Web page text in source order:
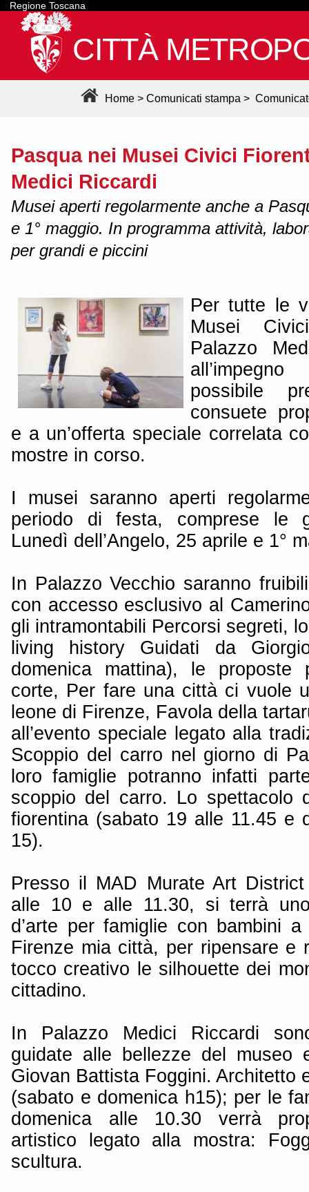
Regione Toscana
CITTÀ
Home > Comunicati stampa >
Pasqua nei Musei Civici
Medici Riccardi
Musei aperti regolarmente anche a
e 1° maggio. In programma attività,
per grandi e piccini
Per tutte le
Musei
Palazzo
possibile
consuete
e a un’offerta speciale correlata
mostre in corso.
I musei saranno aperti
periodo di festa, comprese le
Lunedì dell’Angelo, 25 aprile e 1°
In Palazzo Vecchio saranno
con accesso esclusivo al
gli intramontabili Percorsi segreti,
living history Guidati da
domenica mattina), le
corte, Per fare una città ci vuole
leone di Firenze, Favola della
all’evento speciale legato alla
Scoppio del carro nel giorno di
loro famiglie potranno infatti
scoppio del carro. Lo spettacolo
fiorentina (sabato 19 alle 11.45 e
15).
Presso il MAD Murate Art
alle 10 e alle 11.30, si terrà
d’arte per famiglie con bambini
Firenze mia città, per ripensare e
tocco creativo le silhouette dei
cittadino.
In Palazzo Medici Riccardi
guidate alle bellezze del museo
Giovan Battista Foggini. Architetto
(sabato e domenica h15); per le
domenica alle 10.30 verrà
artistico legato alla mostra:
scultura.